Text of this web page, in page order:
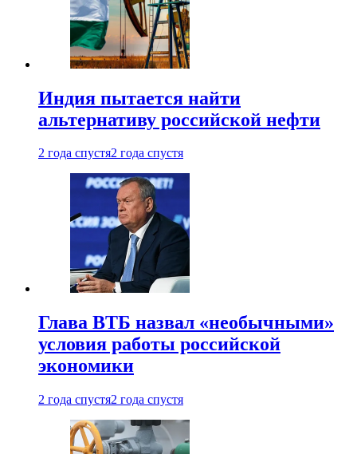
Индия пытается найти
альтернативу российской нефти
2 года спустя2 года спустя
Глава ВТБ назвал «необычными»
условия работы российской
экономики
2 года спустя2 года спустя